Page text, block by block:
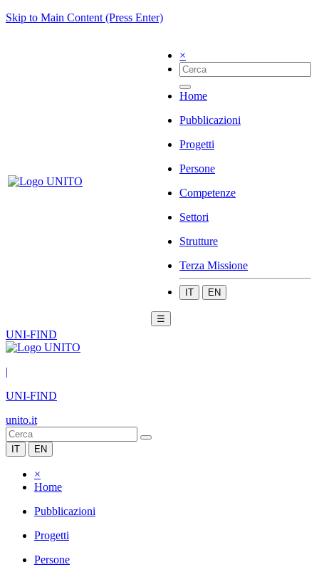
Skip to Main Content (Press Enter)
×
Home
Pubblicazioni
Progetti
Persone
Competenze
Settori
Strutture
Terza Missione
IT EN
☰
UNI-FIND
|
UNI-FIND
unito.it
IT EN
×
Home
Pubblicazioni
Progetti
Persone